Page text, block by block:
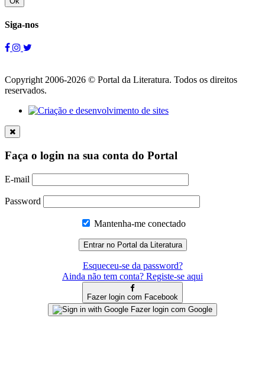
Siga-nos
Copyright 2006-2026 © Portal da Literatura. Todos os direitos
reservados.
Faça o login na sua conta do Portal
E-mail
Password
Mantenha-me conectado
Esqueceu-se da password?
Ainda não tem conta? Registe-se aqui
Fazer login com Facebook
Fazer login com Google